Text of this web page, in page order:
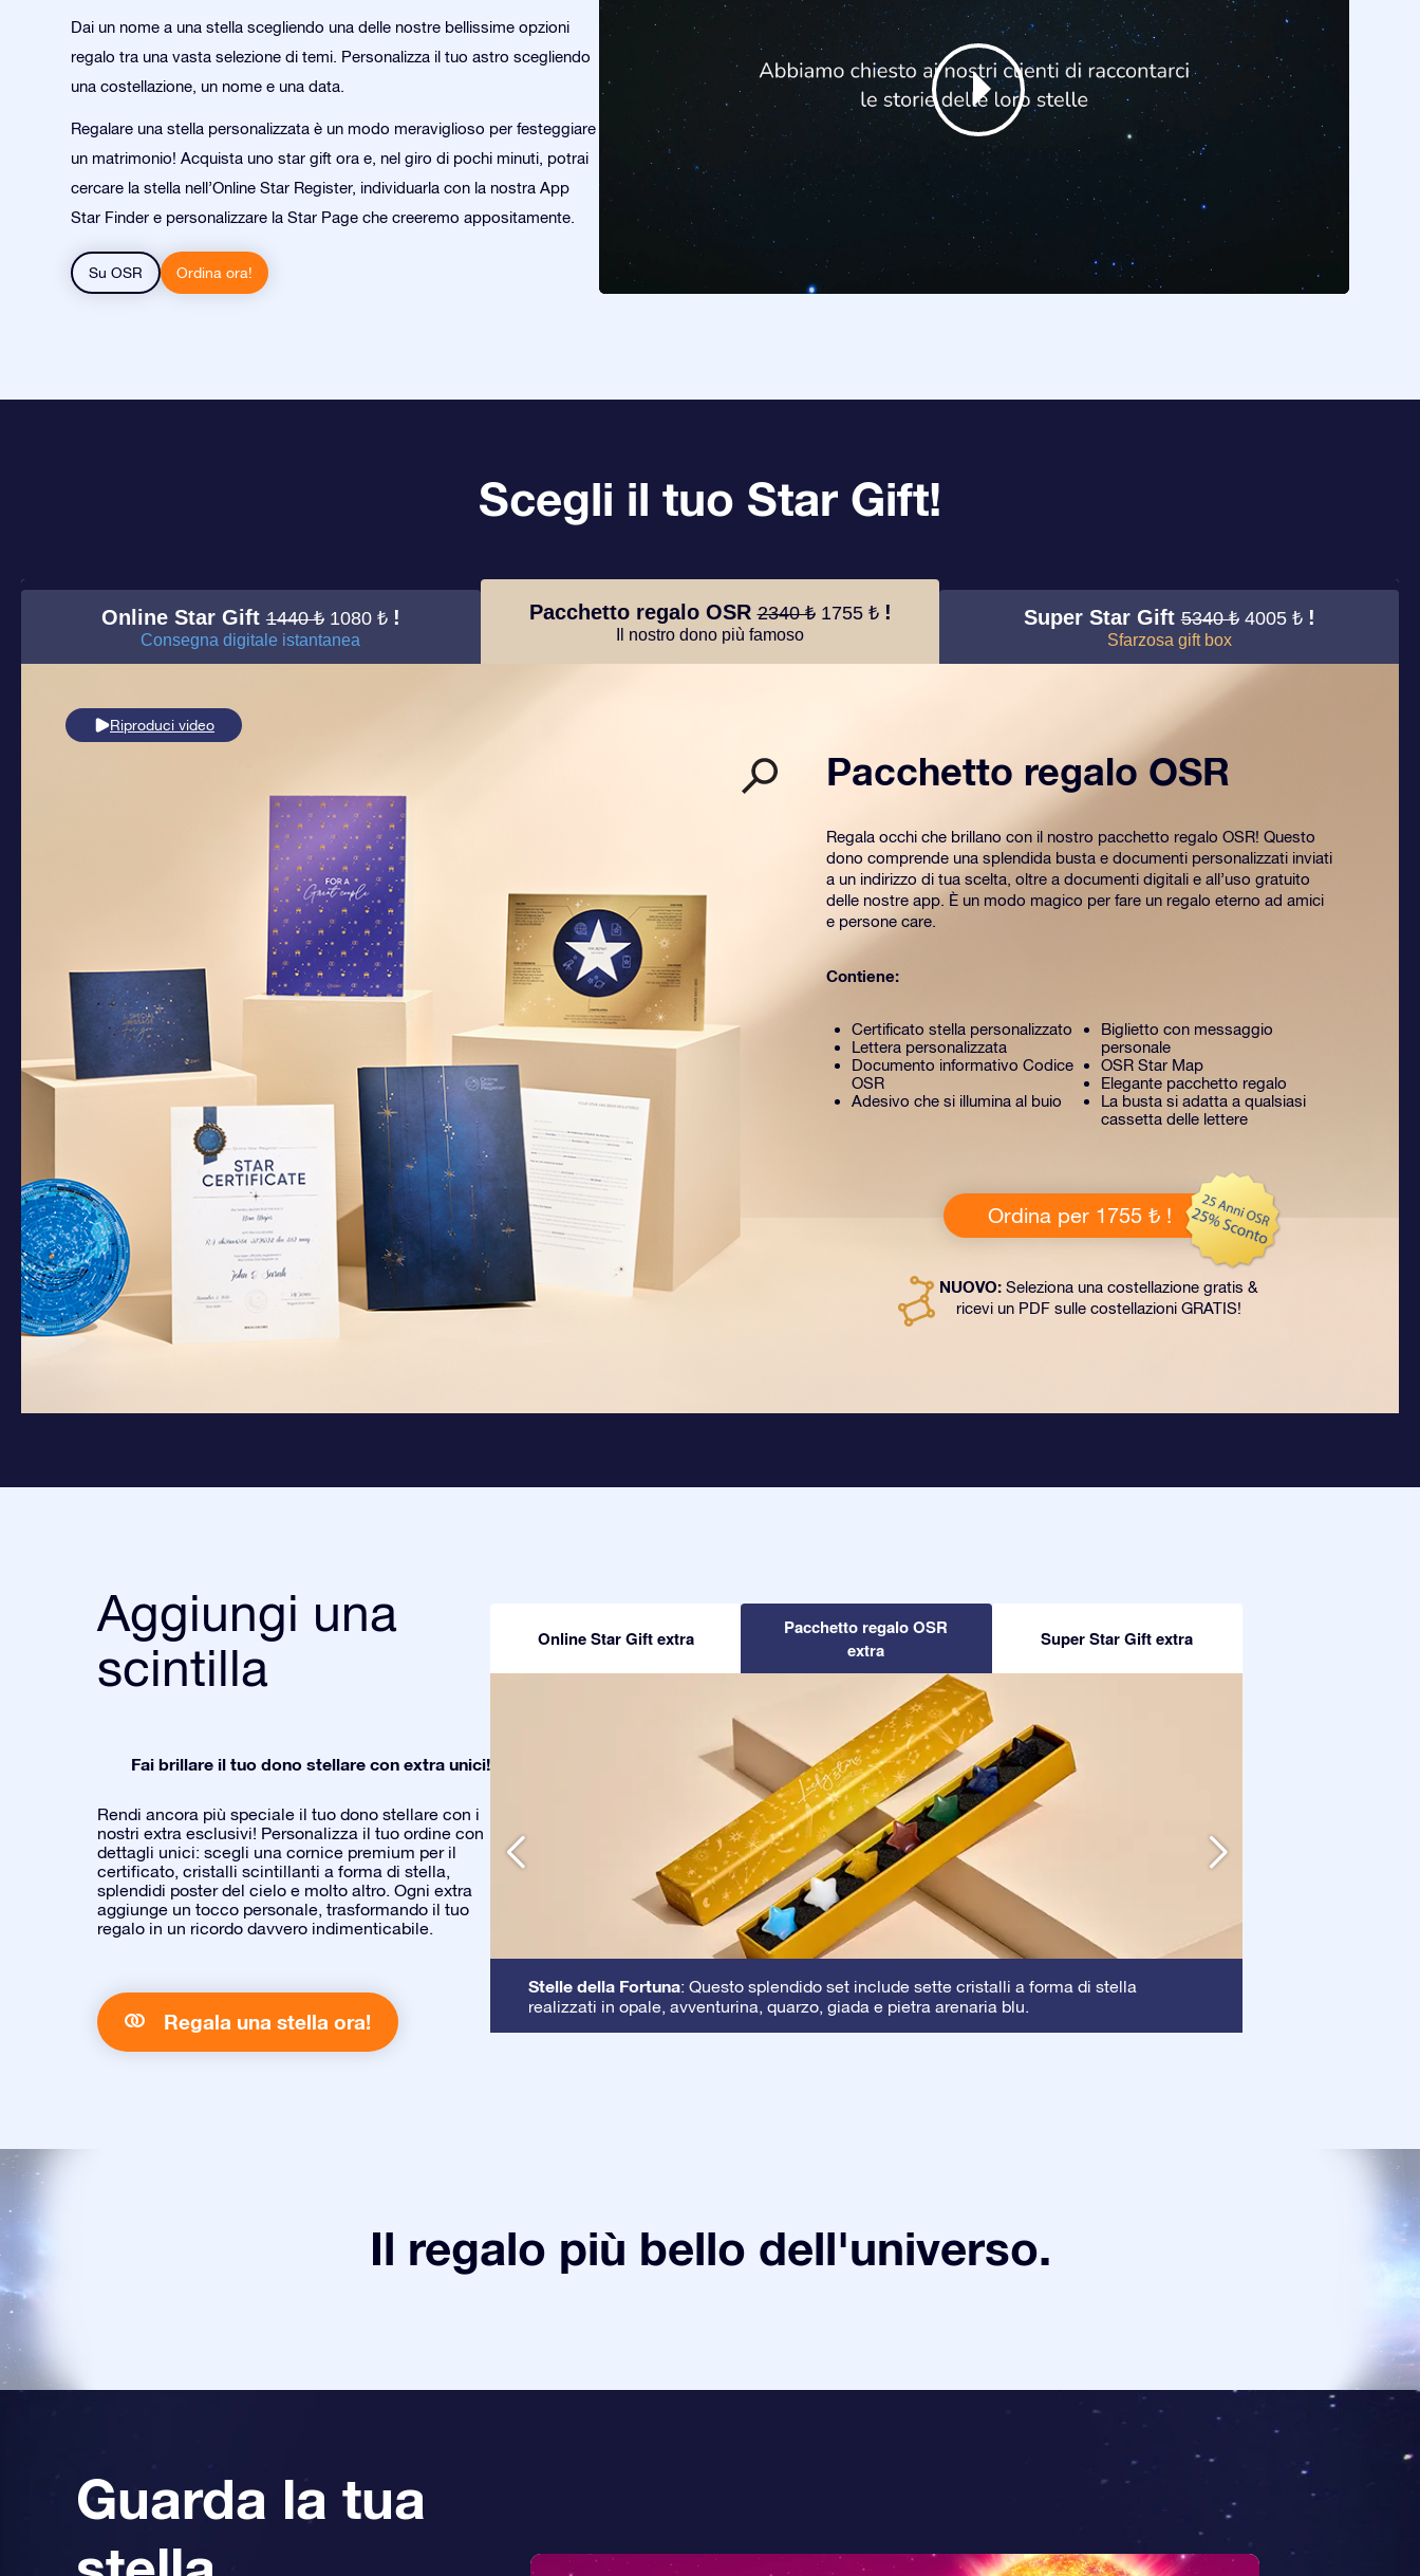
Dai un nome a una stella scegliendo una delle nostre bellissime opzioni
regalo tra una vasta selezione di temi. Personalizza il tuo astro scegliendo
una costellazione, un nome e una data.
Regalare una stella personalizzata è un modo meraviglioso per festeggiare
un matrimonio! Acquista uno star gift ora e, nel giro di pochi minuti, potrai
cercare la stella nell’Online Star Register, individuarla con la nostra App
Star Finder e personalizzare la Star Page che creeremo appositamente.
Su OSR Ordina ora!
Scegli il tuo Star Gift!
Online Star Gift1440 ₺ 1080 ₺ !
Consegna digitale istantanea
Pacchetto regalo OSR2340 ₺ 1755 ₺ !
Il nostro dono più famoso
Super Star Gift5340 ₺ 4005 ₺ !
Sfarzosa gift box
Riproduci video
Pacchetto regalo OSR
Regala occhi che brillano con il nostro pacchetto regalo OSR! Questo
dono comprende una splendida busta e documenti personalizzati inviati
a un indirizzo di tua scelta, oltre a documenti digitali e all’uso gratuito
delle nostre app. È un modo magico per fare un regalo eterno ad amici
e persone care.
Contiene:
Certificato stella personalizzato
Lettera personalizzata
Documento informativo Codice
OSR
Adesivo che si illumina al buio
Biglietto con messaggio
personale
OSR Star Map
Elegante pacchetto regalo
La busta si adatta a qualsiasi
cassetta delle lettere
Ordina per 1755 ₺ !
NUOVO: Seleziona una costellazione gratis &
ricevi un PDF sulle costellazioni GRATIS!
Aggiungi una
scintilla
Fai brillare il tuo dono stellare con extra unici!
Rendi ancora più speciale il tuo dono stellare con i
nostri extra esclusivi! Personalizza il tuo ordine con
dettagli unici: scegli una cornice premium per il
certificato, cristalli scintillanti a forma di stella,
splendidi poster del cielo e molto altro. Ogni extra
aggiunge un tocco personale, trasformando il tuo
regalo in un ricordo davvero indimenticabile.
Regala una stella ora!
Online Star Gift extra
Pacchetto regalo OSR
extra
Super Star Gift extra
Stelle della Fortuna: Questo splendido set include sette cristalli a forma di stella
realizzati in opale, avventurina, quarzo, giada e pietra arenaria blu.
Il regalo più bello dell'universo.
Guarda la tua